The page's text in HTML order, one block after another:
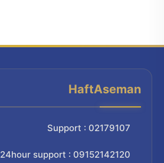
HaftAseman
Support : 02179107
24hour support : 09152142120